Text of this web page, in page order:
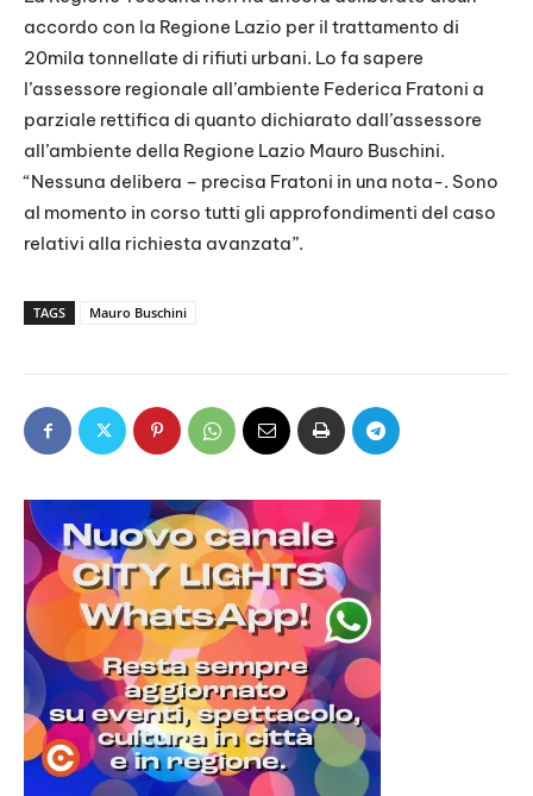
accordo con la Regione Lazio per il trattamento di
20mila tonnellate di rifiuti urbani. Lo fa sapere
l’assessore regionale all’ambiente Federica Fratoni a
parziale rettifica di quanto dichiarato dall’assessore
all’ambiente della Regione Lazio Mauro Buschini.
“Nessuna delibera – precisa Fratoni in una nota-. Sono
al momento in corso tutti gli approfondimenti del caso
relativi alla richiesta avanzata”.
TAGS Mauro Buschini